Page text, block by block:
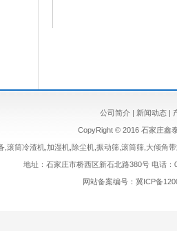
公司简介| 新闻动态|
CopyRight ©2016 石家庄鑫
,滚筒冷渣机,加湿机,除尘机,振动筛,滚筒筛,大倾角
地址：石家庄市桥西区新石北路380号 电话
网站备案编号： 冀ICP备